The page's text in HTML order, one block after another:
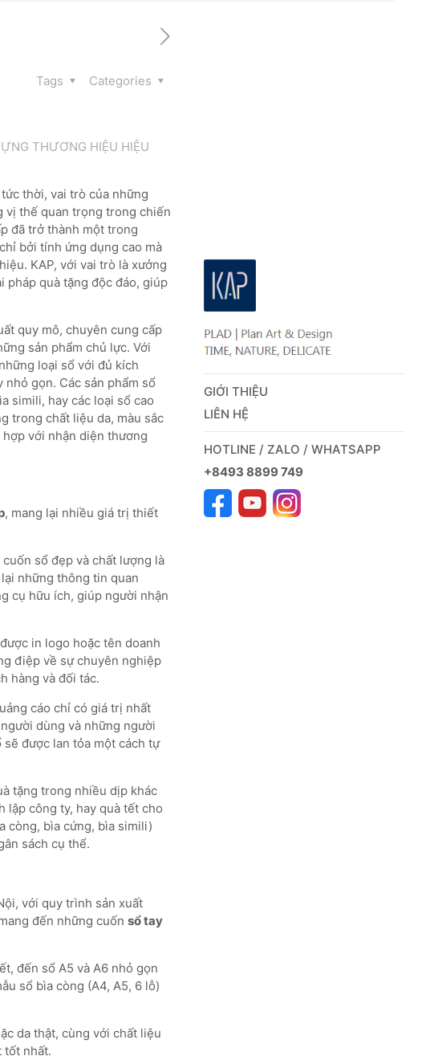
Categories
Tags
THƯƠNG HIỆU HIỆU
thời, vai trò của những
vị thế quan trọng trong chiến
đã trở thành một trong
bởi tính ứng dụng cao mà
KAP, với vai trò là xưởng
pháp quà tặng độc đáo, giúp
quy mô, chuyên cung cấp
sản phẩm chủ lực. Với
loại sổ với đủ kích
gọn. Các sản phẩm sổ
simili, hay các loại sổ cao
trong chất liệu da, màu sắc
với nhận diện thương
, mang lại nhiều giá trị thiết
sổ đẹp và chất lượng là
những thông tin quan
cụ hữu ích, giúp người nhận
in logo hoặc tên doanh
điệp về sự chuyên nghiệp
hàng và đối tác.
cáo chỉ có giá trị nhất
dùng và những người
được lan tỏa một cách tự
tặng trong nhiều dịp khác
lập công ty, hay quà tết cho
còng, bìa cứng, bìa simili)
sách cụ thể.
với quy trình sản xuất
đến những cuốn sổ tay
đến sổ A5 và A6 nhỏ gọn
sổ bìa còng (A4, A5, 6 lỗ)
da thật, cùng với chất liệu
tốt nhất.
GIỚI THIỆU
LIÊN HỆ
HOTLINE / ZALO / WHATSAPP
+8493 8899 749